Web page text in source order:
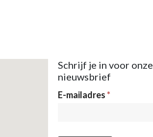
Schrijf je in voor onze
nieuwsbrief
Nieuwsbrief
E-mailadres*